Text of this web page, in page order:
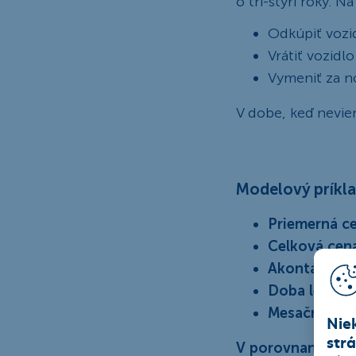
Odkúpiť
Vrátiť
Vymeniť za
V dobe, keď
Modelový
Priemerná
Celková
Akontácia 20
Doba
Mesačná
V porovnaní s